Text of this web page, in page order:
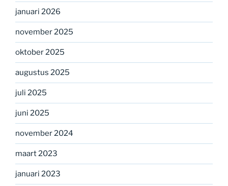
januari 2026
november 2025
oktober 2025
augustus 2025
juli 2025
juni 2025
november 2024
maart 2023
januari 2023